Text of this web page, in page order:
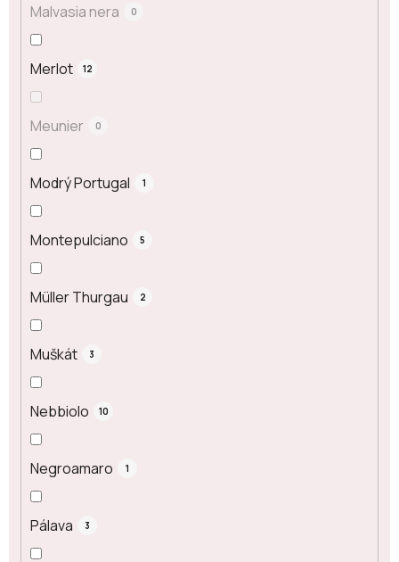
Malvasia nera 0
Merlot 12
Meunier 0
Modrý Portugal 1
Montepulciano 5
Müller Thurgau 2
Muškát 3
Nebbiolo 10
Negroamaro 1
Pálava 3